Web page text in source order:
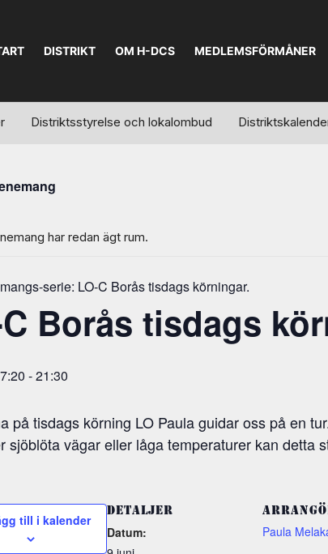
DISTRIKT OM H-DCS MEDLEMSFÖRMÅNER
Distriktsstyrelse och lokalombud
har redan ägt rum.
serie: LO-C Borås tisdags körningar.
Borås tisdags
-21:30
på tisdags körning LO Paula guidar oss på en
sjöblöta vägar eller låga temperaturer kan detta
till i kalender
DETALJER
Datum:
Paula